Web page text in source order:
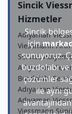
Sincik
için
sunuyoruz.
buzdolabı ve
çözümler
ile aynı
Sincik
Hizmetler
Adıyaman
Viessmann
Servisi,
Adıyaman
Buzdolabı
Adıyaman
Adıyaman
Viessmann